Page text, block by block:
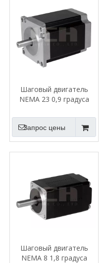
Шаговый двигатель
NEMA 23 0,9 градуса
Запрос цены
Шаговый двигатель
NEMA 8 1,8 градуса